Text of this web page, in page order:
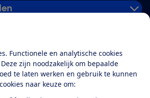
Functionele en analytische cookies
zijn noodzakelijk om bepaalde
te laten werken en gebruik te kunnen
naar keuze om:
Alles over de